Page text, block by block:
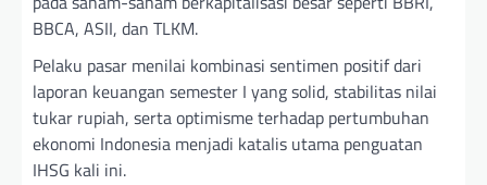
BBCA, ASII, dan TLKM.
Pelaku pasar menilai kombinasi sentimen positif dari
laporan keuangan semester I yang solid, stabilitas nilai
tukar rupiah, serta optimisme terhadap pertumbuhan
ekonomi Indonesia menjadi katalis utama penguatan
IHSG kali ini.